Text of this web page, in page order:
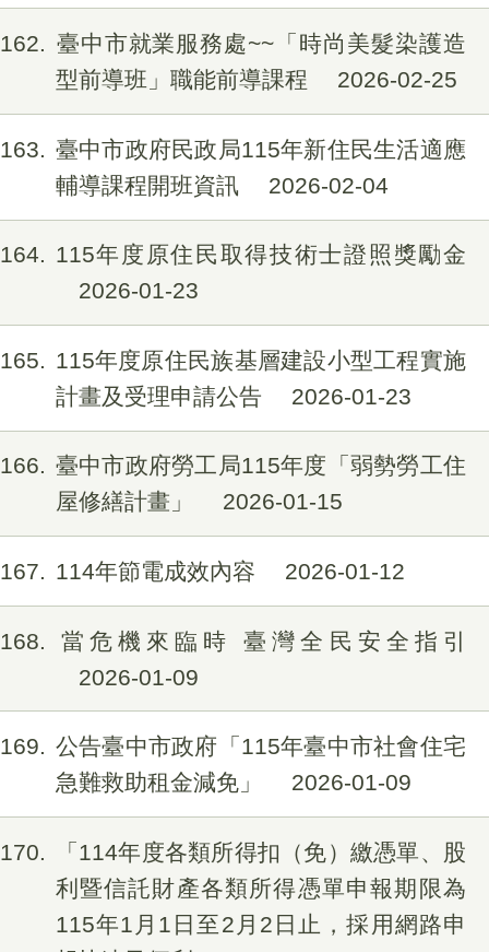
162
臺中市就業服務處~~「時尚美髮染護造
型前導班」職能前導課程
2026-02-25
163
臺中市政府民政局115年新住民生活適應
輔導課程開班資訊
2026-02-04
164
115年度原住民取得技術士證照獎勵金
2026-01-23
165
115年度原住民族基層建設小型工程實施
計畫及受理申請公告
2026-01-23
166
臺中市政府勞工局115年度「弱勢勞工住
屋修繕計畫」
2026-01-15
167 114年節電成效內容 2026-01-12
168
當危機來臨時 臺灣全民安全指引
2026-01-09
169
公告臺中市政府「115年臺中市社會住宅
急難救助租金減免」
2026-01-09
170
「114年度各類所得扣（免）繳憑單、股
利暨信託財產各類所得憑單申報期限為
115年1月1日至2月2日止，採用網路申